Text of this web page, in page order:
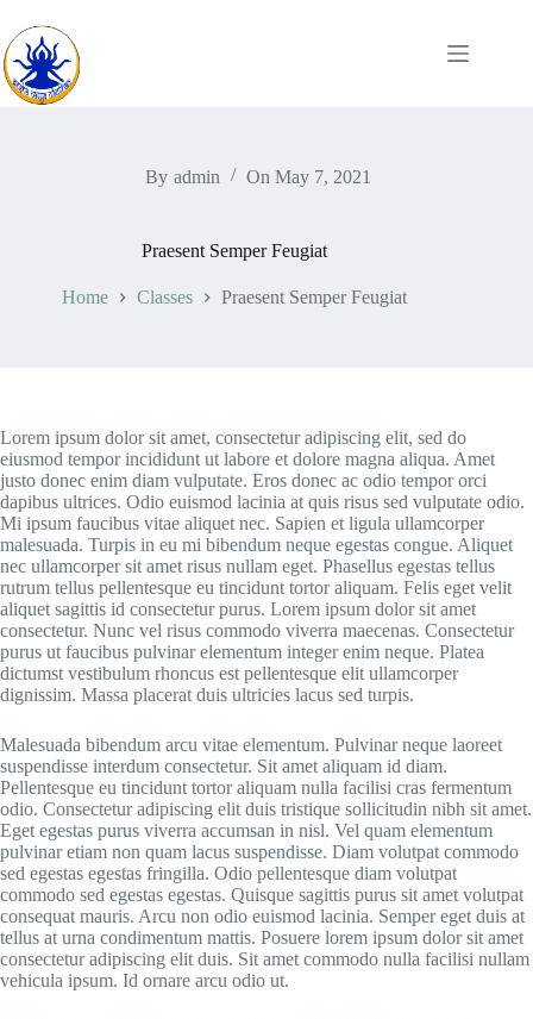
By admin On May 7, 2021
Praesent Semper Feugiat
Home Classes Praesent Semper Feugiat
Lorem ipsum dolor sit amet, consectetur adipiscing elit, sed do
eiusmod tempor incididunt ut labore et dolore magna aliqua. Amet
justo donec enim diam vulputate. Eros donec ac odio tempor orci
dapibus ultrices. Odio euismod lacinia at quis risus sed vulputate odio.
Mi ipsum faucibus vitae aliquet nec. Sapien et ligula ullamcorper
malesuada. Turpis in eu mi bibendum neque egestas congue. Aliquet
nec ullamcorper sit amet risus nullam eget. Phasellus egestas tellus
rutrum tellus pellentesque eu tincidunt tortor aliquam. Felis eget velit
aliquet sagittis id consectetur purus. Lorem ipsum dolor sit amet
consectetur. Nunc vel risus commodo viverra maecenas. Consectetur
purus ut faucibus pulvinar elementum integer enim neque. Platea
dictumst vestibulum rhoncus est pellentesque elit ullamcorper
dignissim. Massa placerat duis ultricies lacus sed turpis.
Malesuada bibendum arcu vitae elementum. Pulvinar neque laoreet
suspendisse interdum consectetur. Sit amet aliquam id diam.
Pellentesque eu tincidunt tortor aliquam nulla facilisi cras fermentum
odio. Consectetur adipiscing elit duis tristique sollicitudin nibh sit amet.
Eget egestas purus viverra accumsan in nisl. Vel quam elementum
pulvinar etiam non quam lacus suspendisse. Diam volutpat commodo
sed egestas egestas fringilla. Odio pellentesque diam volutpat
commodo sed egestas egestas. Quisque sagittis purus sit amet volutpat
consequat mauris. Arcu non odio euismod lacinia. Semper eget duis at
tellus at urna condimentum mattis. Posuere lorem ipsum dolor sit amet
consectetur adipiscing elit duis. Sit amet commodo nulla facilisi nullam
vehicula ipsum. Id ornare arcu odio ut.